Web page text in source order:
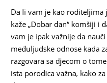
Da li vam je kao roditeljima
kaže „Dobar dan“ komšiji i
vam je ipak važnije da
međuljudske odnose kada
razgovara sa djecom o
ista porodica važna, kako